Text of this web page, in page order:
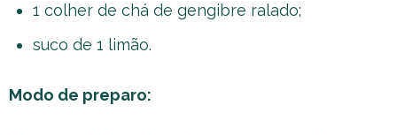
1 colher de chá de gengibre ralado;
suco de 1 limão.
Modo de preparo: